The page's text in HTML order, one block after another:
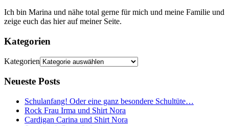
Ich bin Marina und nähe total gerne für mich und meine Familie und
zeige euch das hier auf meiner Seite.
Kategorien
Kategorien
Neueste Posts
Schulanfang! Oder eine ganz besondere Schultüte…
Rock Frau Irma und Shirt Nora
Cardigan Carina und Shirt Nora